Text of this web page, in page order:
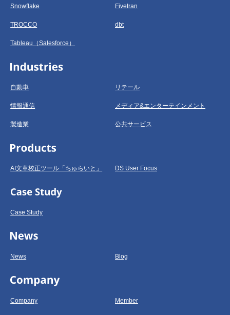
Snowflake Fivetran
TROCCO dbt
Tableau（Salesforce）
自動車 リテール
情報通信 メディア&エンターテインメント
製造業 公共サービス
AI文章校正ツール「ちゅらいと」 DS User Focus
Case Study
News Blog
Company Member